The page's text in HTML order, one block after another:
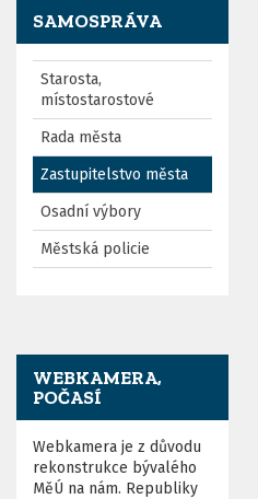
SAMOSPRÁVA
Starosta,
místostarostové
Rada města
Zastupitelstvo města
Osadní výbory
Městská policie
WEBKAMERA,
POČASÍ
Webkamera je z důvodu
rekonstrukce bývalého
MěÚ na nám. Republiky